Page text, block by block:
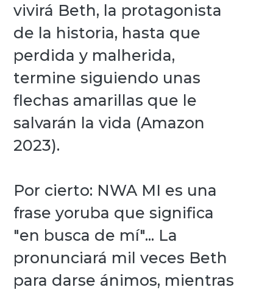
vivirá Beth, la protagonista
de la historia, hasta que
perdida y malherida,
termine siguiendo unas
flechas amarillas que le
salvarán la vida (Amazon
2023).
Por cierto: NWA MI es una
frase yoruba que significa
"en busca de mí"... La
pronunciará mil veces Beth
para darse ánimos, mientras